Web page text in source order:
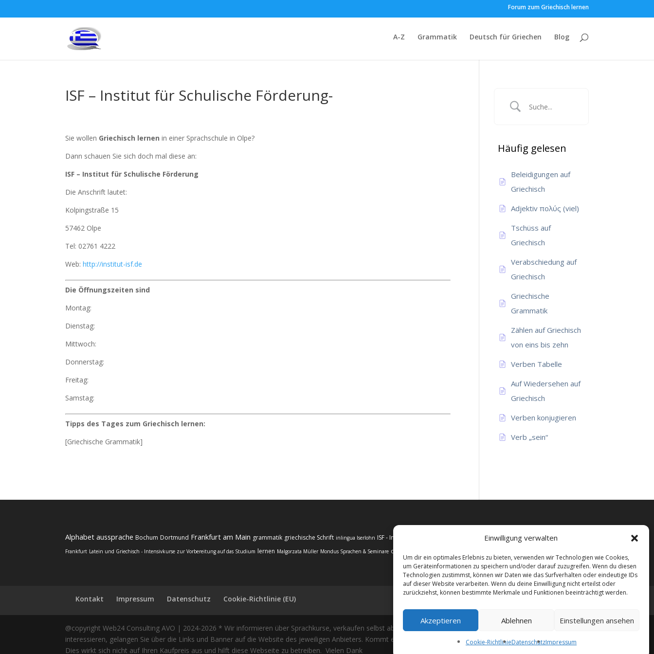
Einwilligung verwalten
Um dir ein optimales Erlebnis zu bieten, verwenden wir Technologien wie Cookies,
um Geräteinformationen zu speichern und/oder darauf zuzugreifen. Wenn du diesen
Technologien zustimmst, können wir Daten wie das Surfverhalten oder eindeutige IDs
auf dieser Website verarbeiten. Wenn du deine Einwilligung nicht erteilst oder
zurückziehst, können bestimmte Merkmale und Funktionen beeinträchtigt werden.
Akzeptieren Ablehnen Einstellungen ansehen
Cookie-RichtlinieDatenschutzImpressum
Forum zum Griechisch lernen
A-Z Grammatik Deutsch für Griechen Blog
ISF – Institut für Schulische Förderung-
Sie wollen Griechisch lernen in einer Sprachschule in Olpe?
Dann schauen Sie sich doch mal diese an:
ISF – Institut für Schulische Förderung
Die Anschrift lautet:
Kolpingstraße 15
57462 Olpe
Tel: 02761 4222
Web:http://institut-isf.de
Die Öffnungszeiten sind
Montag:
Dienstag:
Mittwoch:
Donnerstag:
Freitag:
Samstag:
Tipps des Tages zum Griechisch lernen:
[Griechische Grammatik]
Häufig gelesen
Beleidigungen auf
Griechisch
Adjektiv πολύς (viel)
Tschüss auf
Griechisch
Verabschiedung auf
Griechisch
Griechische
Grammatik
Zählen auf Griechisch
von eins bis zehn
Verben Tabelle
Auf Wiedersehen auf
Griechisch
Verben konjugieren
Verb „sein“
Alphabet aussprache Bochum Dortmund Frankfurt am Main grammatik griechische Schrift inlingua Iserlohn ISF - Institut für Schulische Förderung Kostenlos Köln Language school Active
Frankfurt Latein und Griechisch - Intensivkurse zur Vorbereitung auf das Studium lernen Malgorzata Müller Mondus Sprachen & Seminare online
Kontakt Impressum Datenschutz Cookie-Richtlinie (EU)
@copyright Web24 Consulting AVO | 2024-2026 * Wir informieren über Sprachkurse, verkaufen selbst aber keine Sprachkurse. Wenn Sie sich für einen Sprachkurs
interessieren, gelangen Sie über die Links und Banner auf die Website des jeweiligen Anbieters. Kommt es zum Kauf, erhalten wir ggf. eine Vergütung vom Anbieter.
Dies wirkt sich nicht auf Ihren Kaufpreis aus und hilft diese Webseite zu betreiben. Vielen Dank